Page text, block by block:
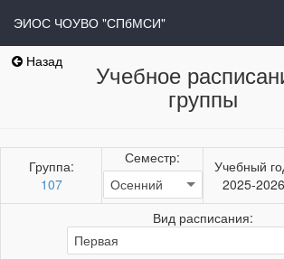
ЭИОС ЧОУВО "СПбМСИ"
Назад Учебное
группы
Группа:
107
Семестр:
Учебный
2025-2026
Вид расписания: